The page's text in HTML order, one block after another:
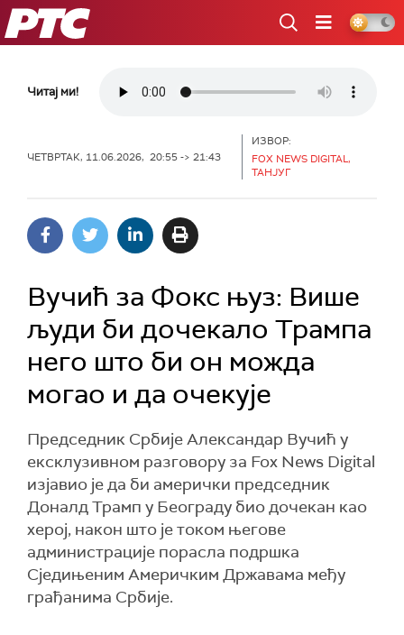
РТС
Читај ми!
ЧЕТВРТАК, 11.06.2026, 20:55 -> 21:43
ИЗВОР:
FOX NEWS DIGITAL,
ТАНЈУГ
Вучић за Фокс њуз: Више
људи би дочекало Трампа
него што би он можда
могао и да очекује
Председник Србије Александар Вучић у
ексклузивном разговору за Fox News Digital
изјавио је да би амерички председник
Доналд Трамп у Београду био дочекан као
херој, након што је током његове
администрације порасла подршка
Сједињеним Америчким Државама међу
грађанима Србије.